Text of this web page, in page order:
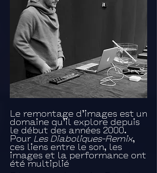
Le remontage d’images est un
domaine qu’il explore depuis
le début des années 2000.
Pour Les Diaboliques-Remix,
ces liens entre le son, les
images et la performance ont
été multiplié